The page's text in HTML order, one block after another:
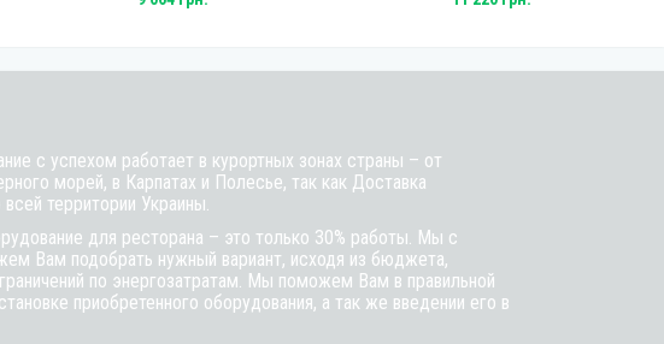
с успехом работает в курортных зонах страны – от
морей, в Карпатах и Полесье, так как Доставка
всей территории Украины.
для ресторана – это только 30% работы. Мы с
Вам подобрать нужный вариант, исходя из бюджета,
по энергозатратам. Мы поможем Вам в правильной
приобретенного оборудования, а так же введении его в